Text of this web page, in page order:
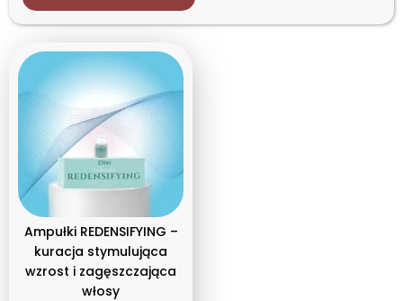
Rodzaj produktu
Typ włosów
Osłabione i wypadające
Ampułki REDENSIFYING –
kuracja stymulująca
wzrost i zagęszczająca
włosy